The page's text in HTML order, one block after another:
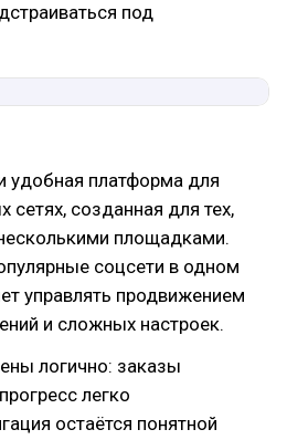
под
удобная платформа для
сетях, созданная для тех,
площадками.
соцсети в одном
управлять продвижением
и сложных настроек.
логично: заказы
легко
остаётся понятной